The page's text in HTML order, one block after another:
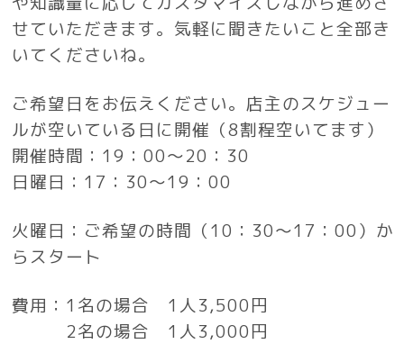
せていただきます。気軽に聞きたいこと全部き
いてくださいね。
ご希望日をお伝えください。店主のスケジュー
ルが空いている日に開催（8割程空いてます）
開催時間：19：00～20：30
日曜日：17：30～19：00
火曜日：ご希望の時間（10：30～17：00）か
らスタート
費用：1名の場合 1人3,500円
2名の場合 1人3,000円